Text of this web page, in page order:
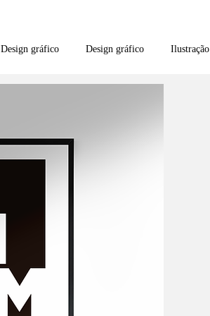
Design gráfico Design gráfico Ilustração